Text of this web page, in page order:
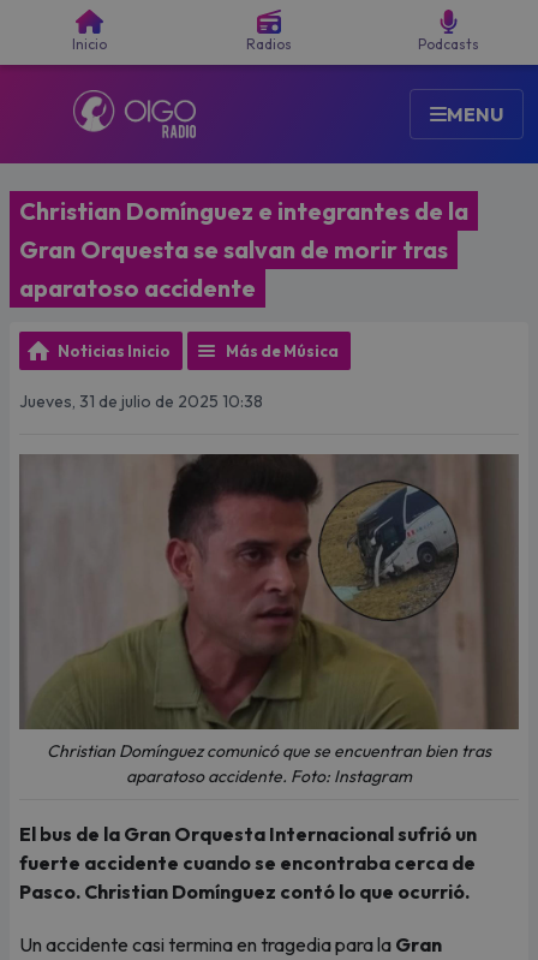
Inicio Radios Podcasts
MENU
Christian Domínguez e integrantes de la
Gran Orquesta se salvan de morir tras
aparatoso accidente
Noticias Inicio Más de Música
Jueves, 31 de julio de 2025 10:38
Christian Domínguez comunicó que se encuentran bien tras
aparatoso accidente. Foto: Instagram
El bus de la Gran Orquesta Internacional sufrió un
fuerte accidente cuando se encontraba cerca de
Pasco. Christian Domínguez contó lo que ocurrió.
Un accidente casi termina en tragedia para la Gran